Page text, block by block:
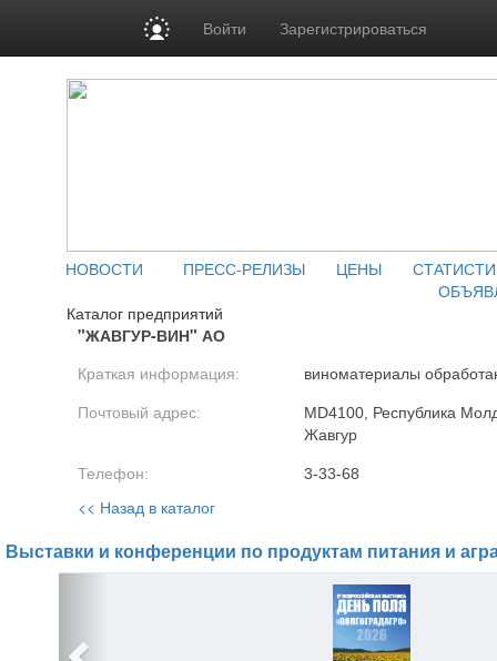
Войти Зарегистрироваться
НОВОСТИ ПРЕСС-РЕЛИЗЫ ЦЕНЫ
Каталог предприятий
"ЖАВГУР-ВИН" АО
Краткая информация: виноматериалы
Почтовый адрес:
MD4100, Республика
Жавгур
Телефон: 3-33-68
<< Назад в каталог
Выставки и конференции по продуктам питания и